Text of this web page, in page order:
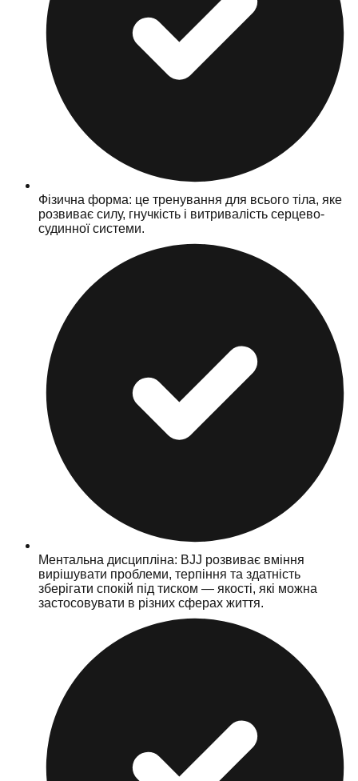
Фізична форма: це тренування для всього тіла, яке
розвиває силу, гнучкість і витривалість серцево-
судинної системи.
Ментальна дисципліна: BJJ розвиває вміння
вирішувати проблеми, терпіння та здатність
зберігати спокій під тиском — якості, які можна
застосовувати в різних сферах життя.